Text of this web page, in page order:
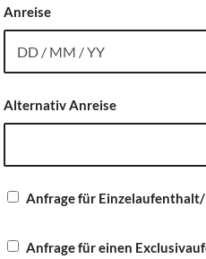
Anreise
Alternativ Anreise
Anfrage für
Anfrage für einen